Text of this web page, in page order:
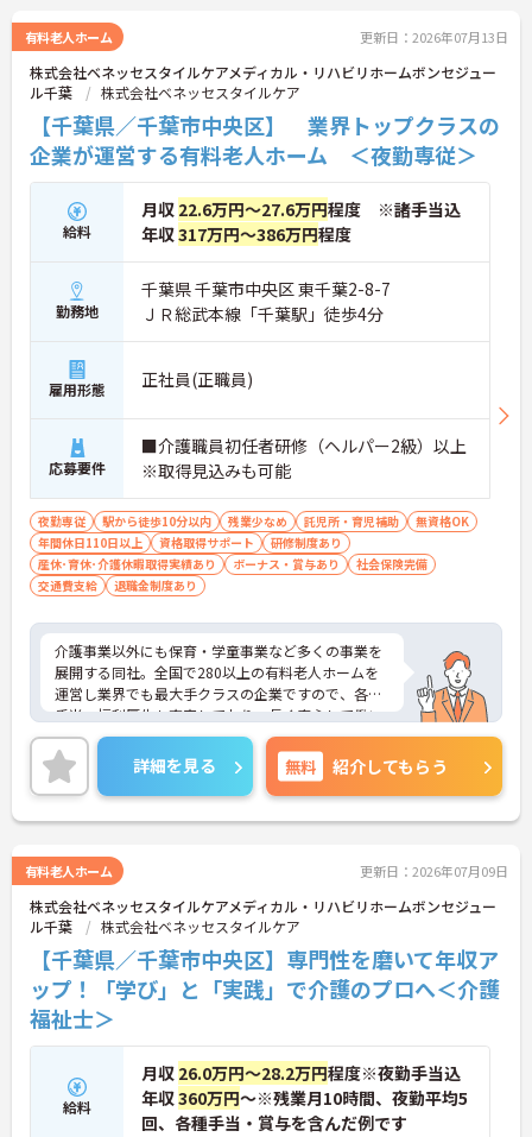
有料老人ホーム 更新日：2026年07月13日
株式会社ベネッセスタイルケアメディカル・リハビリホームボンセジュー
ル千葉
株式会社ベネッセスタイルケア
【千葉県／千葉市中央区】 業界トップクラスの
企業が運営する有料老人ホーム ＜夜勤専従＞
給料
月収 22.6万円～27.6万円程度 ※諸手当込
年収317万円～386万円程度
勤務地
千葉県 千葉市中央区 東千葉2-8-7
ＪＲ総武本線「千葉駅」徒歩4分
雇用形態 正社員(正職員)
応募要件
■介護職員初任者研修（ヘルパー2級）以上
※取得見込みも可能
夜勤専従 駅から徒歩10分以内 残業少なめ 託児所・育児補助
無資格OK
年間休日110日以上
資格取得サポート
研修制度あり
産休･育休･介護休暇取得実績あり
ボーナス・賞与あり
社会保険完備
交通費支給
退職金制度あり
介護事業以外にも保育・学童事業など多くの事業を
展開する同社。全国で280以上の有料老人ホームを
運営し業界でも最大手クラスの企業ですので、各種
手当、福利厚生も充実しており、長く安心して働い
ていただける環境です。ご興味ある方には、面接対
策ポイントなど、さらに詳細をお話しいたしますの
でお気軽にご相談ください。
詳細を見る 無料 紹介してもらう
有料老人ホーム 更新日：2026年07月09日
株式会社ベネッセスタイルケアメディカル・リハビリホームボンセジュー
ル千葉
株式会社ベネッセスタイルケア
【千葉県／千葉市中央区】専門性を磨いて年収ア
ップ！「学び」と「実践」で介護のプロへ＜介護
福祉士＞
給料
月収 26.0万円～28.2万円程度※夜勤手当込
年収360万円～※残業月10時間、夜勤平均5
回、各種手当・賞与を含んだ例です